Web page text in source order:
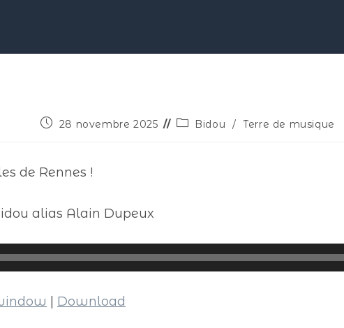
28 novembre 2025 Bidou / Terre de musique
de Rennes !
alias Alain Dupeux
Download